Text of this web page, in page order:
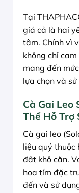
Tại
giá cả là hai
tâm. Chính vì
không chỉ
mang đến
lựa chọn và sử
Cà Gai Leo
Thể Hỗ Trợ
Cà gai leo
liệu quý thuộc
đất khô cằn.
hoa tím đặc
đến và sử